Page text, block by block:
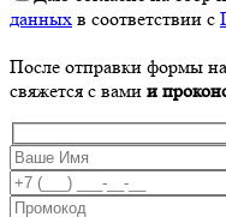
данных в соответствии с
После отправки формы
свяжется с вами и